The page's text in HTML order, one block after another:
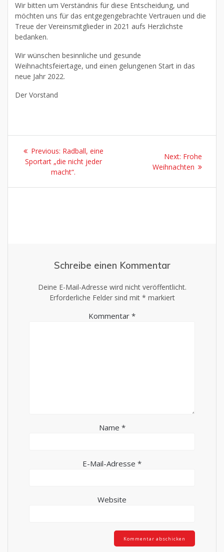
Wir bitten um Verständnis für diese Entscheidung, und
möchten uns für das entgegengebrachte Vertrauen und die
Treue der Vereinsmitglieder in 2021 aufs Herzlichste
bedanken.
Wir wünschen besinnliche und gesunde
Weihnachtsfeiertage, und einen gelungenen Start in das
neue Jahr 2022.
Der Vorstand
Previous: Radball, eine
Sportart „die nicht jeder
macht“.
Next: Frohe
Weihnachten
Schreibe einen Kommentar
Deine E-Mail-Adresse wird nicht veröffentlicht.
Erforderliche Felder sind mit * markiert
Kommentar *
Name *
E-Mail-Adresse *
Website